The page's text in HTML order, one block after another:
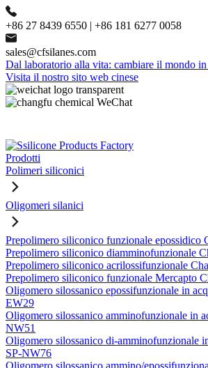
+86 27 8439 6550 | +86 181 6277 0058
sales@cfsilanes.com
Dal laboratorio alla vita: cambiare il mondo
Visita il nostro sito web cinese
Prodotti
Polimeri siliconici
Oligomeri silanici
Prepolimero siliconico funzionale epossidico
Prepolimero siliconico diamminofunzionale
Prepolimero siliconico acrilossifunzionale
Prepolimero siliconico funzionale Mercapto
Oligomero silossanico epossifunzionale in
EW29
Oligomero silossanico amminofunzionale in
NW51
Oligomero silossanico di-amminofunzionale
SP-NW76
Oligomero silossanico ammino/